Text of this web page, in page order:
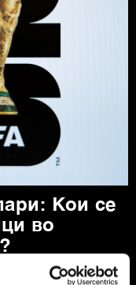
Кои се
во
разговара
страна на